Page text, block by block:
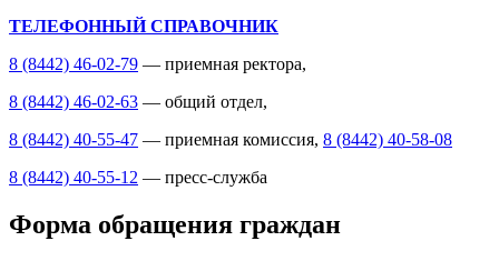
ТЕЛЕФОННЫЙ СПРАВОЧНИК
8 (8442) 46-02-79 — приемная ректора,
8 (8442) 46-02-63 — общий отдел,
8 (8442) 40-55-47 — приемная комиссия, 8 (8442) 40-58-08
8 (8442) 40-55-12 — пресс-служба
Форма обращения граждан